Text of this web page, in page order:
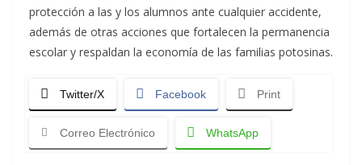
protección a las y los alumnos ante cualquier accidente,
además de otras acciones que fortalecen la permanencia
escolar y respaldan la economía de las familias potosinas.
Twitter/X Facebook Print
Correo Electrónico WhatsApp